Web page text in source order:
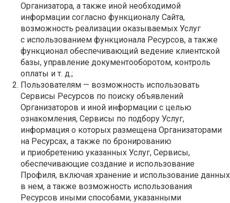
Организатора, а также иной необходимой
информации согласно функционалу Сайта,
возможность реализации оказываемых Услуг
с использованием функционала Ресурсов, а также
функционал обеспечивающий ведение клиентской
базы, управление документооборотом, контроль
оплаты и т. д.;
Пользователям — возможность использовать
Сервисы Ресурсов по поиску объявлений
Организаторов и иной информации с целью
ознакомления, Сервисы по подбору Услуг,
информация о которых размещена Организаторами
на Ресурсах, а также по бронированию
и приобретению указанных Услуг, Сервисы,
обеспечивающие создание и использование
Профиля, включая хранение и использование данных
в нем, а также возможность использования
Ресурсов иными способами, указанными